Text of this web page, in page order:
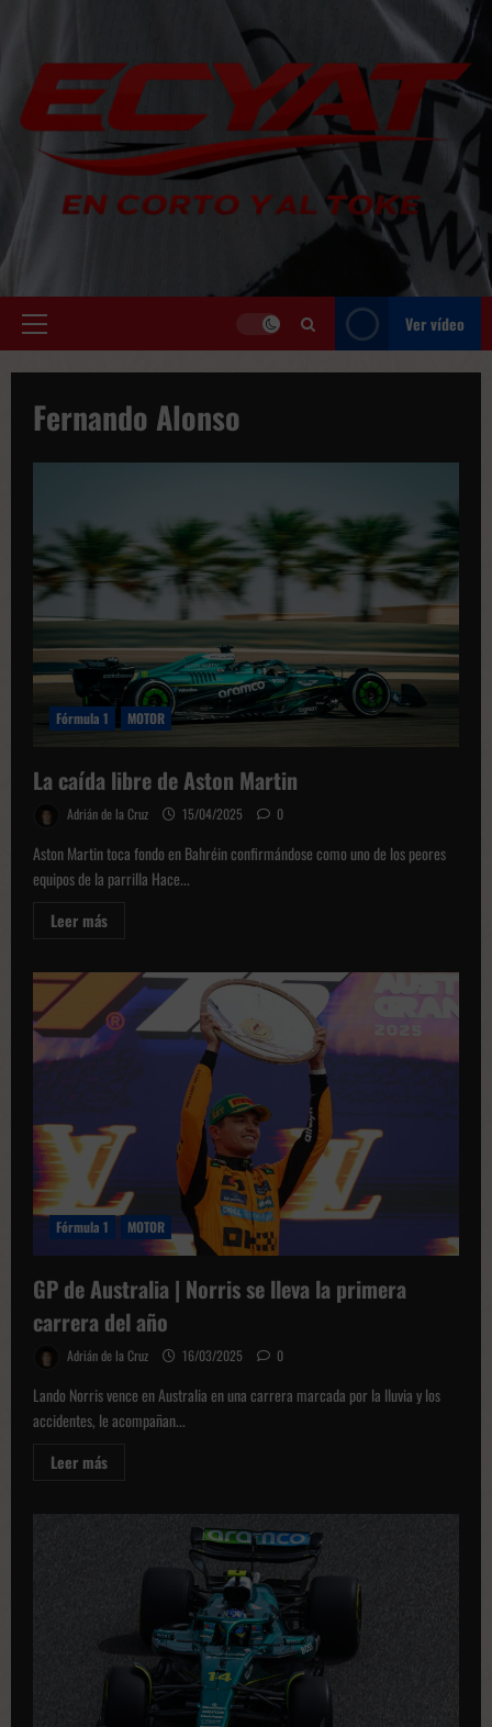
contenido
Menú
Ver vídeo
Fernando Alonso
Fórmula 1 MOTOR
La caída libre de Aston Martin
Adrián de la Cruz 15/04/2025 0
Aston Martin toca fondo en Bahréin confirmándose como uno de los peores
equipos de la parrilla Hace...
Leer másLeer
más
caída
libre
de
Aston
Martin
Fórmula 1 MOTOR
GP de Australia | Norris se lleva la primera
carrera del año
Adrián de la Cruz 16/03/2025 0
Lando Norris vence en Australia en una carrera marcada por la lluvia y los
accidentes, le acompañan...
Leer másLeer
primera
del